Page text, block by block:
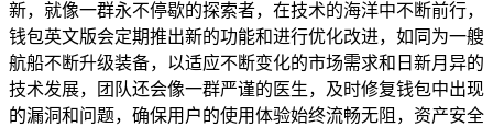
新，就像一群永不停歇的探索者，在技术的海洋中不断前行，
钱包英文版会定期推出新的功能和进行优化改进，如同为一艘
航船不断升级装备，以适应不断变化的市场需求和日新月异的
技术发展，团队还会像一群严谨的医生，及时修复钱包中出现
的漏洞和问题，确保用户的使用体验始终流畅无阻，资产安全